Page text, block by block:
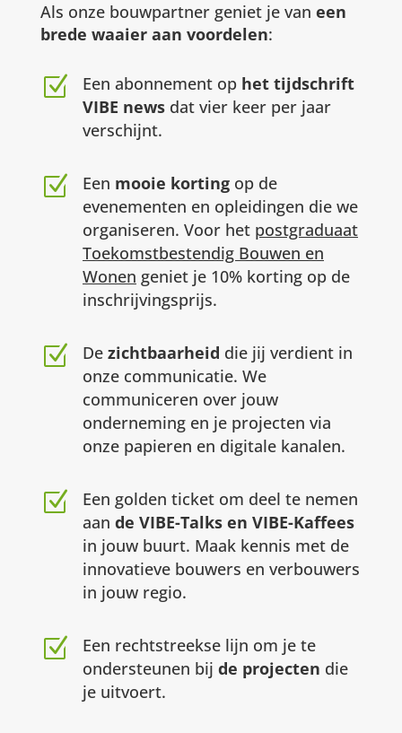
Als onze bouwpartner geniet je van een
brede waaier aan voordelen:
Z Een abonnement op het tijdschrift
VIBE newsdat vier keer per jaar
verschijnt.
Z Een mooie korting op de
evenementen en opleidingen die we
organiseren. Voor het postgraduaat
Toekomstbestendig Bouwen en
Wonen geniet je 10% korting op de
inschrijvingsprijs.
Z De zichtbaarheid die jij verdient in
onze communicatie. We
communiceren over jouw
onderneming en je projecten via
onze papieren en digitale kanalen.
Z
Een golden ticket om deel te nemen
aan de VIBE-Talks en VIBE-Kaffees
in jouw buurt. Maak kennis met de
innovatieve bouwers en verbouwers
in jouw regio.
Z
Een rechtstreekse lijn om je te
ondersteunen bij de projecten die
je uitvoert.